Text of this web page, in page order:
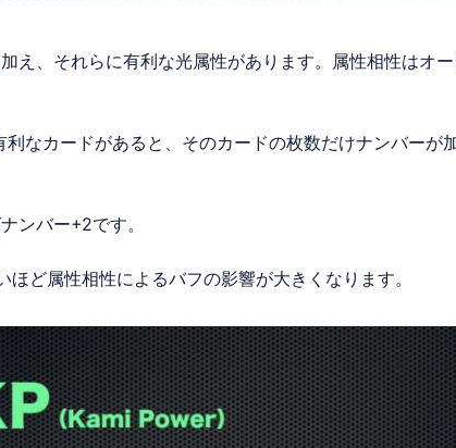
え、それらに有利な光属性があります。属性相性はオー
なカードがあると、そのカードの枚数だけナンバーが
ンバー+2です。
ど属性相性によるバフの影響が大きくなります。